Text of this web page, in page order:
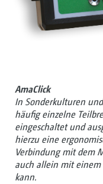
AmaClick
In Sonderkulturen
häufig einzelne
eingeschaltet und
hierzu eine
Verbindung mit dem
auch allein mit einem
kann.